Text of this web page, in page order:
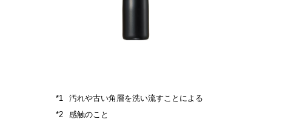
汚れや古い角層を洗い流すことによる
感触のこと